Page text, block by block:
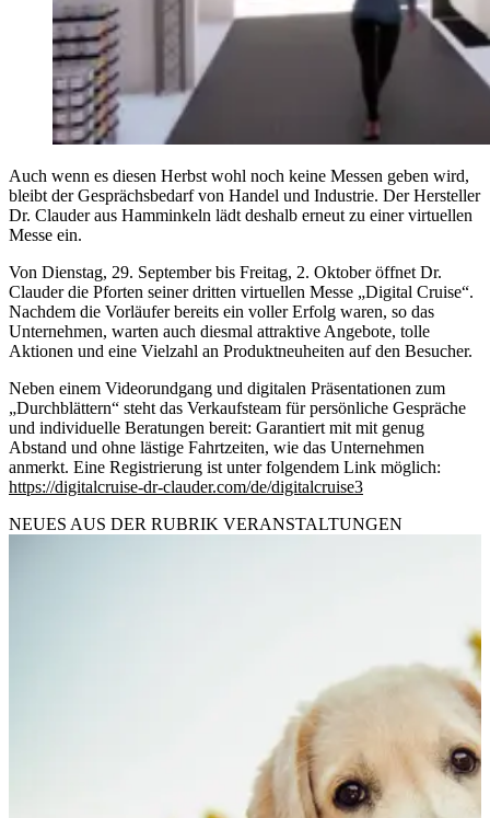
Auch wenn es diesen Herbst wohl noch keine Messen geben wird,
bleibt der Gesprächsbedarf von Handel und Industrie. Der Hersteller
Dr. Clauder aus Hamminkeln lädt deshalb erneut zu einer virtuellen
Messe ein.
Von Dienstag, 29. September bis Freitag, 2. Oktober öffnet Dr.
Clauder die Pforten seiner dritten virtuellen Messe „Digital Cruise“.
Nachdem die Vorläufer bereits ein voller Erfolg waren, so das
Unternehmen, warten auch diesmal attraktive Angebote, tolle
Aktionen und eine Vielzahl an Produktneuheiten auf den Besucher.
Neben einem Videorundgang und digitalen Präsentationen zum
„Durchblättern“ steht das Verkaufsteam für persönliche Gespräche
und individuelle Beratungen bereit: Garantiert mit mit genug
Abstand und ohne lästige Fahrtzeiten, wie das Unternehmen
anmerkt. Eine Registrierung ist unter folgendem Link möglich:
https://digitalcruise-dr-clauder.com/de/digitalcruise3
NEUES AUS DER RUBRIK VERANSTALTUNGEN